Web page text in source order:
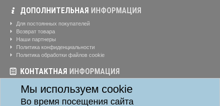
Мы используем cookie
Во время посещения сайта
ДОПОЛНИТЕЛЬНАЯ ИНФОРМАЦИЯ
Для постоянных покупателей
Возврат товара
Наши партнеры
Политика конфиденциальности
Политика обработки файлов cookie
КОНТАКТНАЯ ИНФОРМАЦИЯ
Режим работы магазина:
Ежедневно: 10:00-20:00
Телефоны:
8-904-895-02-20